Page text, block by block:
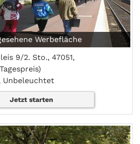
Werbefläche
9/2. Sto., 47051,
Unbeleuchtet
Jetzt starten